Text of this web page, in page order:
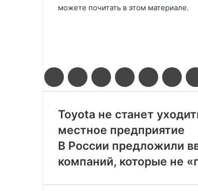
можете почитать в этом материале.
FacebookTwitter LinkedIn Pinterest Reddit
Toyota не станет
местное предприятие
В России предложили
компаний, которые не